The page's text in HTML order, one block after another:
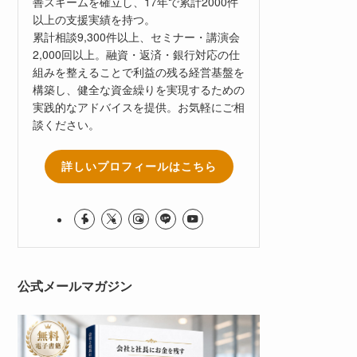
以上の支援実績を持つ。
累計相談9,300件以上、セミナー・講演会
2,000回以上。融資・返済・銀行対応の仕
組みを整えることで利益の残る経営基盤を
構築し、健全な資金繰りを実現するための
実践的なアドバイスを提供。お気軽にご相
談ください。
詳しいプロフィールはこちら
公式メールマガジン